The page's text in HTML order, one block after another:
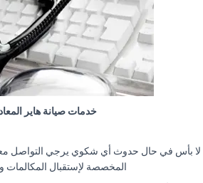
خدمات صيانة هاير
لا بأس في حال حدوث أي شكوي يرجي التواصل
المخصصة لإستقبال المكالمات و